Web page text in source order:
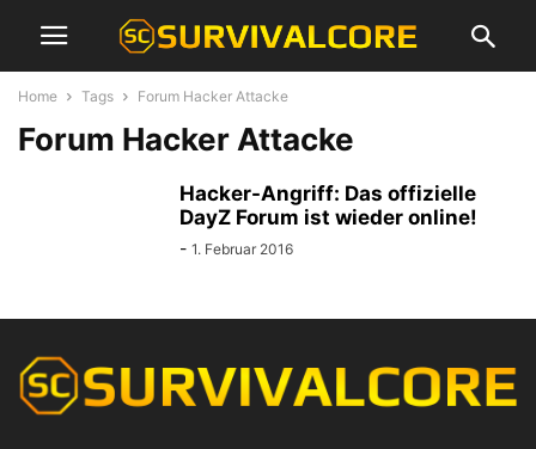
Home Tags Forum Hacker Attacke
Forum Hacker Attacke
Hacker-Angriff: Das offizielle
DayZ Forum ist wieder online!
- 1. Februar 2016